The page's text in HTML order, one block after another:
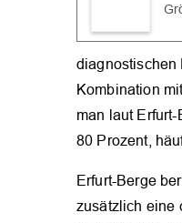
diagnostischen
Kombination
man laut
80 Prozent,
Erfurt-Berge
zusätzlich eine